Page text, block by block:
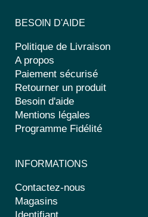
BESOIN D'AIDE
Politique de Livraison
A propos
Paiement sécurisé
Retourner un produit
Besoin d'aide
Mentions légales
Programme Fidélité
INFORMATIONS
Contactez-nous
Magasins